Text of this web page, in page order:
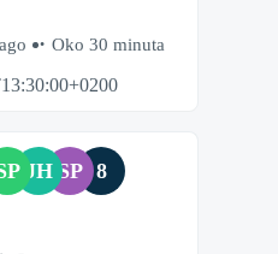
Oko 30 minuta
JH SP 8